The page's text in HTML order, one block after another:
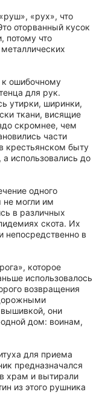
«рух», что
оторванный кусок
потому что
к ошибочному
для рук.
утирки, ширинки,
ткани, висящие
скромнее, чем
части
крестьянском быту
использовались до
одного
не могли им
в различных
скота. Их
непосредственно в
которое
использовалось
возвращения
они
дом: воинам,
для приема
предназначался
храм и вытирали
из этого рушника